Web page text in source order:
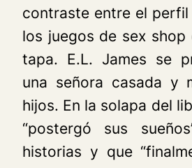
contraste entre el
los juegos de sex shop
tapa. E.L. James se
una señora casada y
hijos. En la solapa del
“postergó sus
historias y que